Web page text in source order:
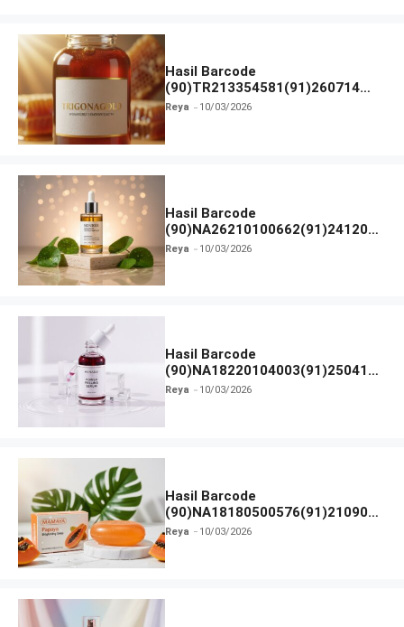
Hasil Barcode
(90)TR213354581(91)260714
dan Izin BPOM
Reya 10/03/2026
Hasil Barcode
(90)NA26210100662(91)241203
dan Izin BPOM
Reya 10/03/2026
Hasil Barcode
(90)NA18220104003(91)250418
dan Izin BPOM
Reya 10/03/2026
Hasil Barcode
(90)NA18180500576(91)210906
dan Izin BPOM
Reya 10/03/2026